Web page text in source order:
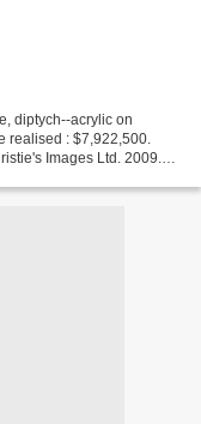
diptych--acrylic on
realised : $7,922,500.
Images Ltd. 2009.